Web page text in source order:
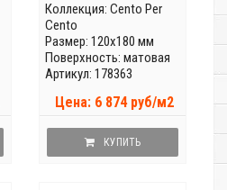
Коллекция: Cento Per
Cento
Размер: 120x180 мм
Поверхность: матовая
Артикул: 178363
Цена: 6 874 руб/м2
КУПИТЬ